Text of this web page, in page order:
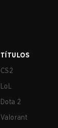
TÍTULOS
CS2
LoL
Dota 2
Valorant